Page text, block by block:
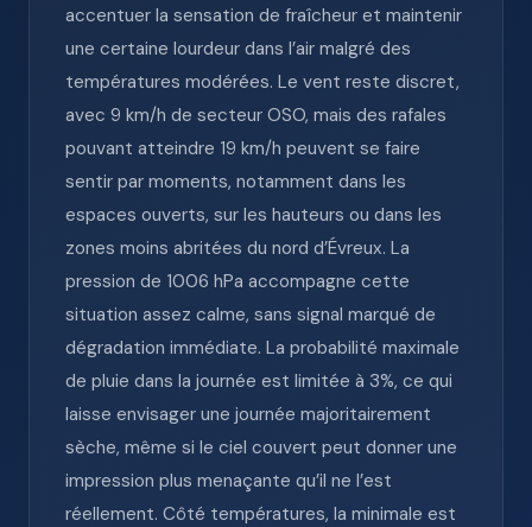
accentuer la sensation de fraîcheur et maintenir
une certaine lourdeur dans l’air malgré des
températures modérées. Le vent reste discret,
avec 9 km/h de secteur OSO, mais des rafales
pouvant atteindre 19 km/h peuvent se faire
sentir par moments, notamment dans les
espaces ouverts, sur les hauteurs ou dans les
zones moins abritées du nord d’Évreux. La
pression de 1006 hPa accompagne cette
situation assez calme, sans signal marqué de
dégradation immédiate. La probabilité maximale
de pluie dans la journée est limitée à 3%, ce qui
laisse envisager une journée majoritairement
sèche, même si le ciel couvert peut donner une
impression plus menaçante qu’il ne l’est
réellement. Côté températures, la minimale est